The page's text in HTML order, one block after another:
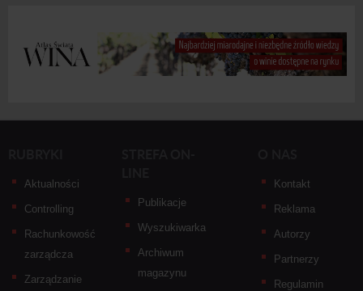
Aktualności
Controlling
Rachunkowość
zarządcza
Zarządzanie
Publikacje
Wyszukiwarka
Archiwum
magazynu
Kontakt
Reklama
Autorzy
Partnerzy
Regulamin